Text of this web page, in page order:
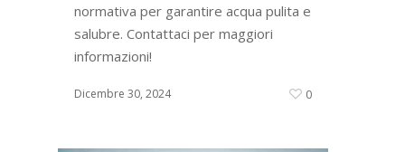
normativa per garantire acqua pulita e
salubre. Contattaci per maggiori
informazioni!
Dicembre 30, 2024 0